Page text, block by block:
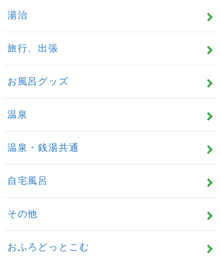
湯治
旅行、出張
お風呂グッズ
温泉
温泉・銭湯共通
自宅風呂
その他
おふろどっとこむ